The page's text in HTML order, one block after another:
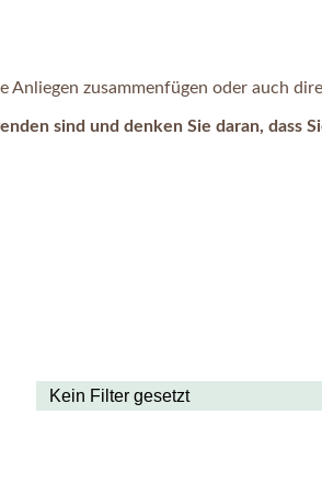
Anliegen zusammenfügen oder auch
sind und denken Sie daran, dass